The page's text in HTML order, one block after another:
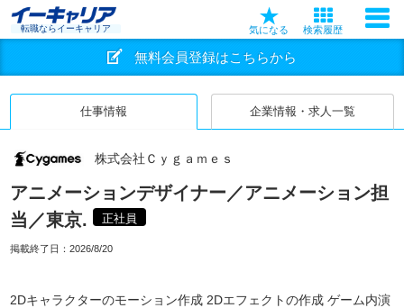
転職ならイーキャリア 気になる 検索履歴
無料会員登録はこちらから
仕事情報 企業情報・求人一覧
株式会社Ｃｙｇａｍｅｓ
アニメーションデザイナー／アニメーション担
当／東京.
正社員
掲載終了日： 2026/8/20
2Dキャラクターのモーション作成 2Dエフェクトの作成 ゲーム内演